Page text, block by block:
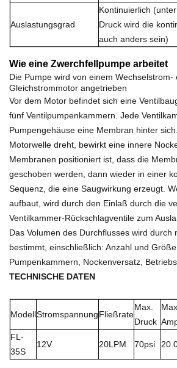
Auslastungsgrad
Kontinuierlich
Druck wird die
auch anders sein)
Wie eine Zwerchfellpumpe arbeitet
Die Pumpe wird von einem Wechselstrom-
Gleichstrommotor angetrieben
Vor dem Motor befindet sich eine
fünf Ventilpumpenkammern. Jede
Pumpengehäuse eine Membran hinter
Motorwelle dreht, bewirkt eine innere
Membranen positioniert ist, dass die
geschoben werden, dann wieder in einer
Sequenz, die eine Saugwirkung erzeugt.
aufbaut, wird durch den Einlaß durch die
Ventilkammer-Rückschlagventile zum
Das Volumen des Durchflusses wird durch
bestimmt, einschließlich: Anzahl und
Pumpenkammern, Nockenversatz,
TECHNISCHE DATEN
ModellStromspannungFließrate
Max.
Druck
Max
FL-
35S
12V 20LPM 70psi